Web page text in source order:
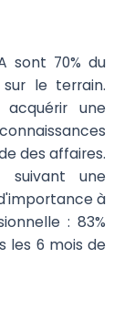
sont 70% du
le terrain.
une
des affaires.
suivant une
à
: 83%
les 6 mois de